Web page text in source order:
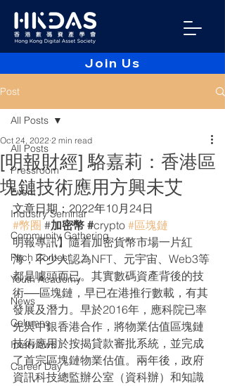
Join Us
Post
All Posts
Pressroom
Event
Industry Seminar
Community Gathering
Pitch Contest
Youth Academy
News
Columns
Interviews
Career Day
All Posts
[明報財經] 駱嘉莉：香港區
塊鏈技術應用方興未艾
Oct 24, 2022 2 min read
文章日期：2022年10月24日
#幣圈 #加密幣 #crypto #區塊鏈
明報專訊】隨着加密貨幣市場一片紅
海，不少人認為NFT、元宇宙、Web3等
都是噱頭而已。其實數碼資產背後的技
術──區塊鏈，早已在港推行數載，有其
發展及潛力。早於2016年，應科院已率
先與中銀香港合作，將物業估值區塊鏈
技術應用於按揭貸款審批系統，並完成
了首宗區塊鏈物業估值。兩年後，政府
資訊科技總監辦公室（資科辦）和知識